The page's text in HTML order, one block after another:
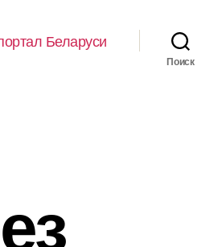
Беларуси
Поиск